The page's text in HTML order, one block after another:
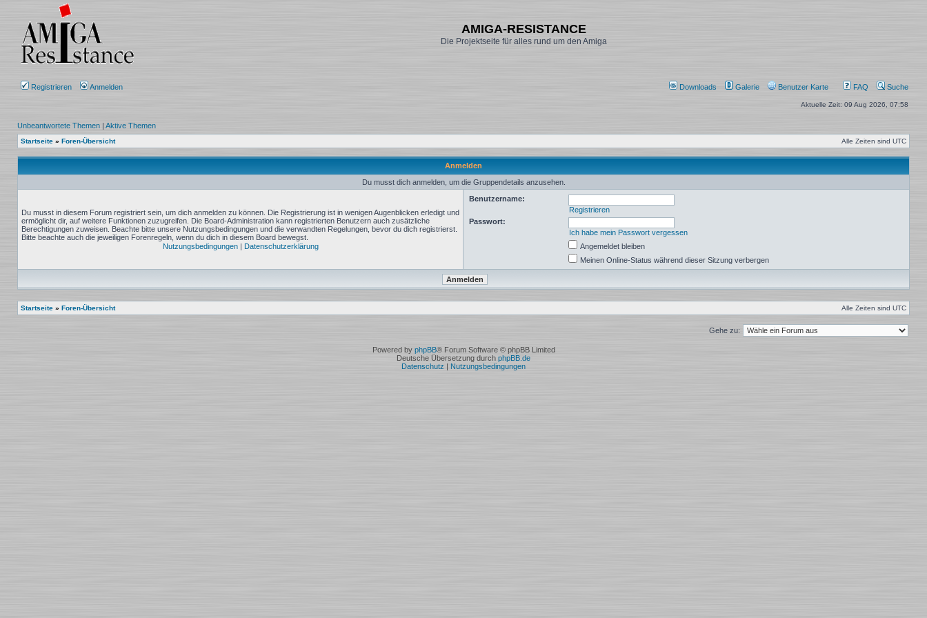
AMIGA-RESISTANCE
Die Projektseite für alles rund um den Amiga
Registrieren Anmelden Downloads Galerie Benutzer Karte FAQ Suche
Aktuelle Zeit: 09 Aug 2026, 07:58
Unbeantwortete Themen | Aktive Themen
Startseite » Foren-Übersicht Alle Zeiten sind UTC
Anmelden
Du musst dich anmelden, um die Gruppendetails anzusehen.
Du musst in diesem Forum registriert sein, um dich anmelden zu können. Die Registrierung ist in wenigen Augenblicken erledigt und
ermöglicht dir, auf weitere Funktionen zuzugreifen. Die Board-Administration kann registrierten Benutzern auch zusätzliche
Berechtigungen zuweisen. Beachte bitte unsere Nutzungsbedingungen und die verwandten Regelungen, bevor du dich registrierst.
Bitte beachte auch die jeweiligen Forenregeln, wenn du dich in diesem Board bewegst.
Nutzungsbedingungen| Datenschutzerklärung
Benutzername:
Registrieren
Passwort:
Ich habe mein Passwort vergessen
Angemeldet bleiben
Meinen Online-Status während dieser Sitzung verbergen
Startseite » Foren-Übersicht Alle Zeiten sind UTC
Gehe zu:
Powered by phpBB® Forum Software © phpBB Limited
Deutsche Übersetzung durch phpBB.de
Datenschutz | Nutzungsbedingungen